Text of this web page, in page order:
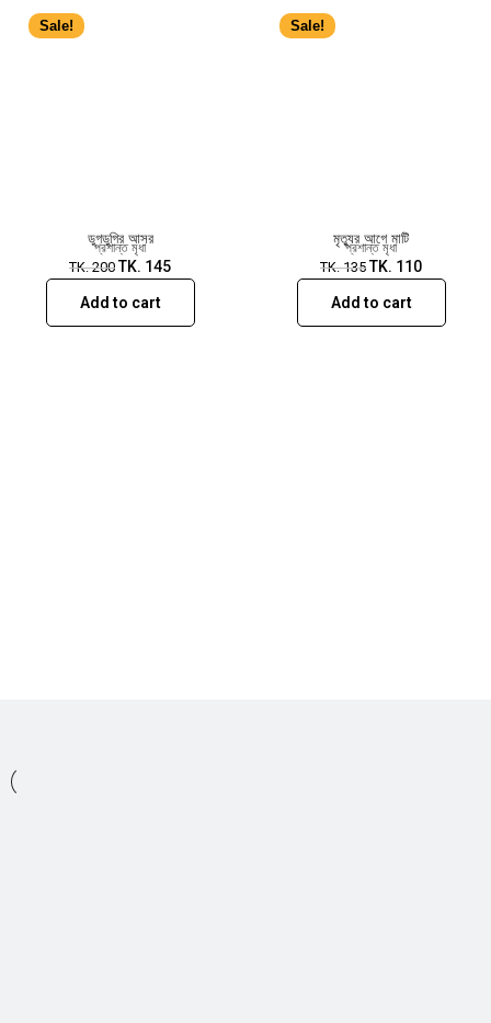
Sale!
ডুগডুগির আসর
প্রশান্ত মৃধা
TK.200 TK. 145
Add to cart
Sale!
মৃত্যুর আগে মাটি
প্রশান্ত মৃধা
TK.135 TK. 110
Add to cart